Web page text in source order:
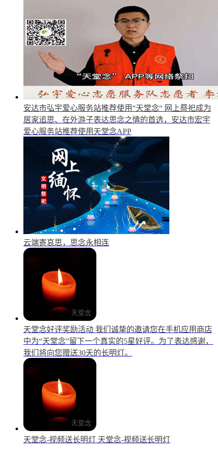
安达市弘宇爱心服务站推荐使用“天堂念“ 网上祭祀成为
居家追思、在外游子表达思念之情的首选，安达市宏宇
爱心服务站推荐使用天堂念APP
云端寄哀思，思念永相连
天堂念好评奖励活动 我们诚挚的邀请您在手机应用商店
中为“天堂念”留下一个真实的5星好评。为了表达感谢，
我们将向您赠送30天的长明灯。
天堂念-视频送长明灯 天堂念-视频送长明灯